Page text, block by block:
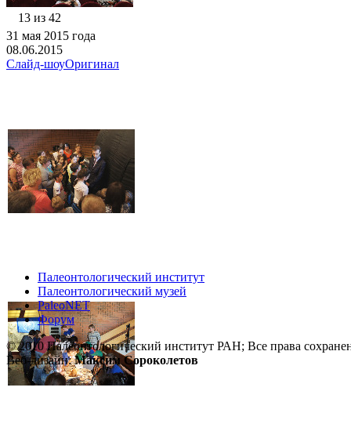
13 из 42
31 мая 2015 года
08.06.2015
Слайд-шоуОригинал
Палеонтологический институт
Палеонтологический музей
PaleoNET
Форум
© 2010 Палеонтологический институт РАН; Все права
Веб-дизайн:Максим Сороколетов